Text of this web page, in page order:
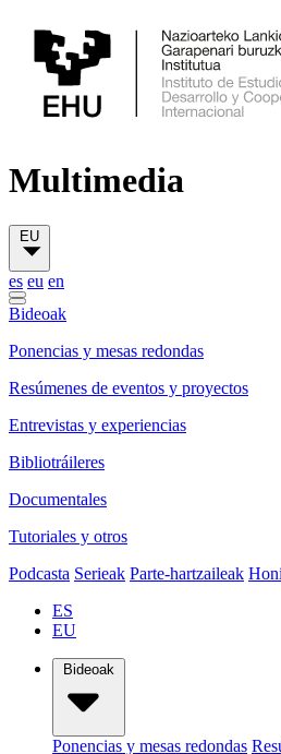
Multimedia
EU
es eu en
Bideoak
Ponencias y mesas redondas
Resúmenes de eventos y proyectos
Entrevistas y experiencias
Bibliotráileres
Documentales
Tutoriales y otros
Podcasta Serieak Parte-hartzaileak
ES
EU
Bideoak
Ponencias y mesas redondas